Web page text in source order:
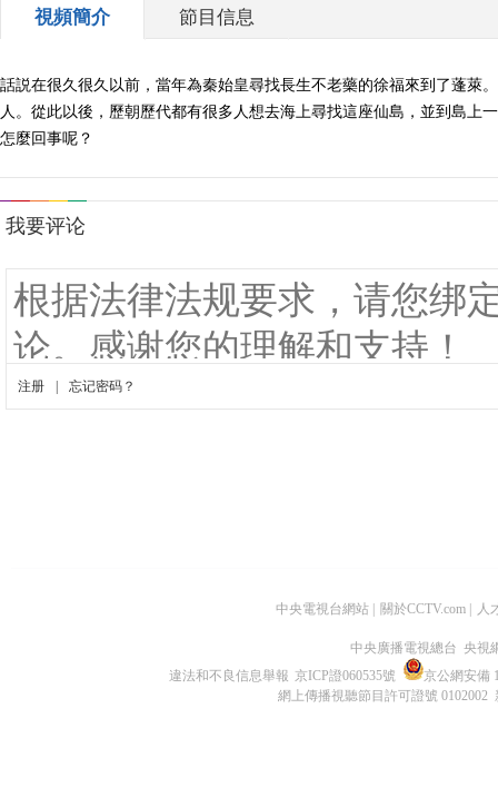
視頻簡介 節目信息
話説在很久很久以前，當年為秦始皇尋找長生不老藥的徐福來到了蓬萊
人。從此以後，歷朝歷代都有很多人想去海上尋找這座仙島，並到島上
怎麼回事呢？
中央電視台網站 關於CCTV.com 人
中央廣播電視總台 央視
違法和不良信息舉報 京ICP證060535號
京公網安備
網上傳播視聽節目許可證號 0102002